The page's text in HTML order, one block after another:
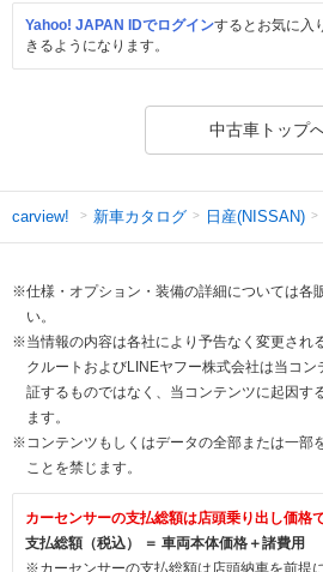
Yahoo! JAPAN IDでログインするとお気に入
きるようになります。
中古車トップ
carview! 新車カタログ 日産(NISSAN)
※仕様・オプション・装備の詳細については各
い。
※当情報の内容は各社により予告なく変更され
クルートおよびLINEヤフー株式会社は当コ
証するものではなく、当コンテンツに起因す
ます。
※コンテンツもしくはデータの全部または一部
ことを禁じます。
カーセンサーの支払総額は店頭乗り出し価格
支払総額（税込） ＝ 車両本体価格＋諸費用
※カーセンサーの支払総額は店頭納車を前提